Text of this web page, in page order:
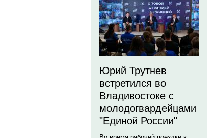
Юрий Трутнев
встретился во
Владивостоке с
молодогвардейцами
"Единой России"